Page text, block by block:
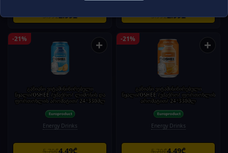
3.99₾2.99₾ 3.99₾2.99₾
-21% +
გაზიანი ვიტამინიზირებული
წყალი/OSHEE /უშაქრო/ ლიმონის და
ფორთოხლის არომატით/ 24*330მლ
Energy Drinks
5.70₾4.49₾
-21% +
გაზიანი ვიტამინიზირებული
წყალი/OSHEE /უშაქრო/ ფორთოხლის
არომატით/ 24*330მლ
Energy Drinks
5.70₾4.49₾